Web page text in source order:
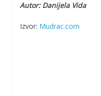
Autor: Danijela Vida
Izvor: Mudrac.com